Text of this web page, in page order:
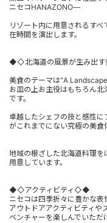
ニセコHANAZONO―
リゾート内に用意されるす
在時間を演出します。
◆◇北海道の風景が生み出
美食のテーマは“A
お皿の上お主役はもちろん
です。
卓越したシェフの技と感性
がこれまでにない究極の美食
地域の根ざした北海道料理
用意しています。
◆◇アクティビティ◇◆
ニセコは四季折々に豊かな表
アウトドアアクティビティや
ベンチャーを楽しんでいただ